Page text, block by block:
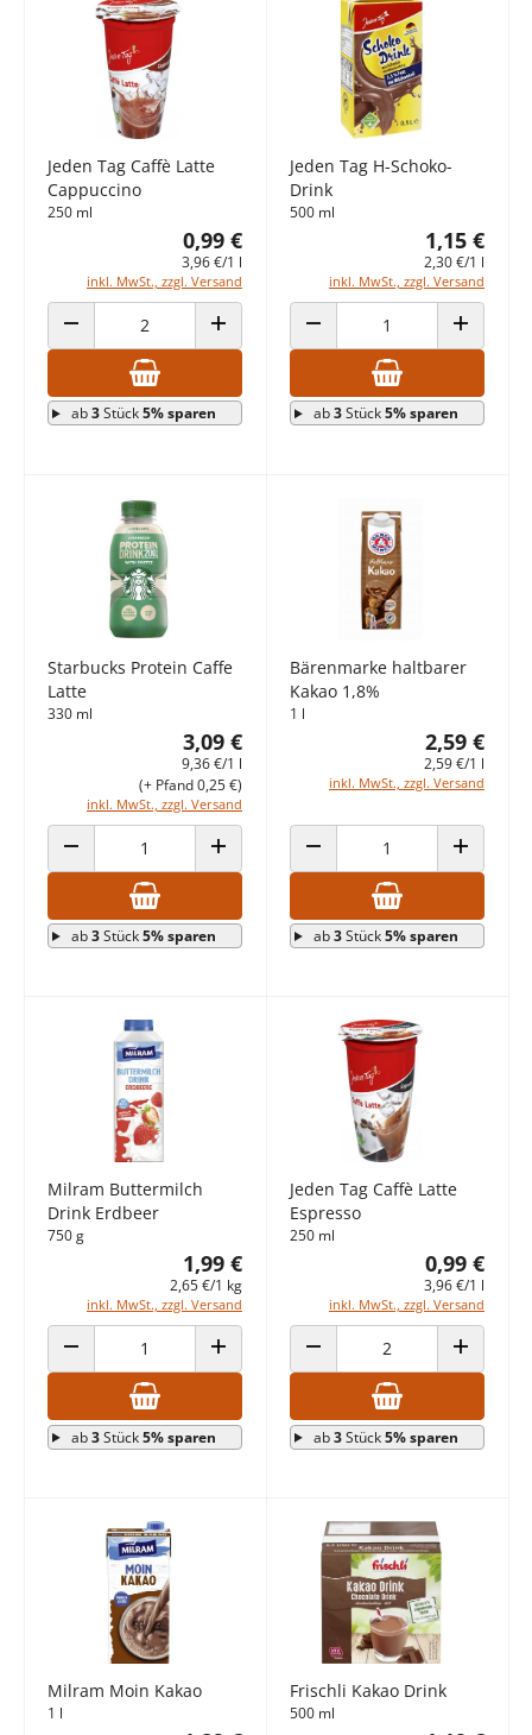
Jeden Tag Caffè Latte
Cappuccino
250 ml
0,99 €
3,96 €/1 l
inkl. MwSt., zzgl. Versand
ANZAHL VERRINGERN ANZAHL ERHÖHEN
ab3Stück5% sparen
Jeden Tag H-Schoko-
Drink
500 ml
1,15 €
2,30 €/1 l
inkl. MwSt., zzgl. Versand
ANZAHL VERRINGERN ANZAHL
ab3Stück5% sparen
Starbucks Protein Caffe
Latte
330 ml
3,09 €
9,36 €/1 l
inkl. MwSt., zzgl. Versand
(+ Pfand 0,25 €)
ANZAHL VERRINGERN ANZAHL ERHÖHEN
ab3Stück5% sparen
Bärenmarke haltbarer
Kakao 1,8%
1 l
2,59 €
2,59 €/1 l
inkl. MwSt., zzgl. Versand
ANZAHL VERRINGERN ANZAHL
ab3Stück5% sparen
Milram Buttermilch
Drink Erdbeer
750 g
1,99 €
2,65 €/1 kg
inkl. MwSt., zzgl. Versand
ANZAHL VERRINGERN ANZAHL ERHÖHEN
ab3Stück5% sparen
Jeden Tag Caffè Latte
Espresso
250 ml
0,99 €
3,96 €/1 l
inkl. MwSt., zzgl. Versand
ANZAHL VERRINGERN ANZAHL
ab3Stück5% sparen
Milram Moin Kakao
1 l
Frischli Kakao Drink
500 ml